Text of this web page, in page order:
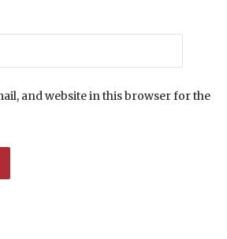
and website in this browser for the